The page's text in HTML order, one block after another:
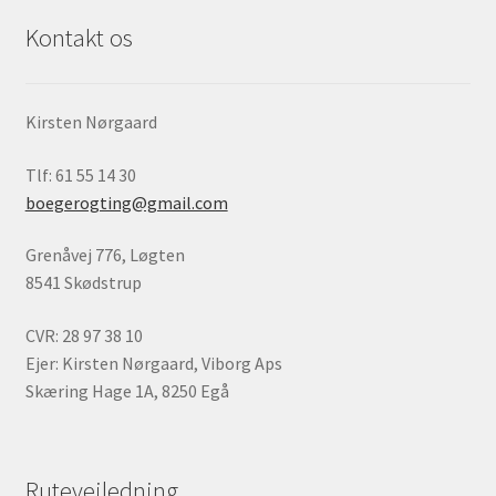
Kontakt os
Kirsten Nørgaard
Tlf: 61 55 14 30
boegerogting@gmail.com
Grenåvej 776, Løgten
8541 Skødstrup
CVR: 28 97 38 10
Ejer: Kirsten Nørgaard, Viborg Aps
Skæring Hage 1A, 8250 Egå